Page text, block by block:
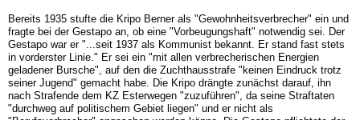
Bereits 1935 stufte die Kripo Berner als "Gewohnheitsverbrecher" ein und
fragte bei der Gestapo an, ob eine "Vorbeugungshaft" notwendig sei. Der
Gestapo war er "...seit 1937 als Kommunist bekannt. Er stand fast stets
in vorderster Linie." Er sei ein "mit allen verbrecherischen Energien
geladener Bursche", auf den die Zuchthausstrafe "keinen Eindruck trotz
seiner Jugend" gemacht habe. Die Kripo drängte zunächst darauf, ihn
nach Strafende dem KZ Esterwegen "zuzuführen", da seine Straftaten
"durchweg auf politischem Gebiet liegen" und er nicht als